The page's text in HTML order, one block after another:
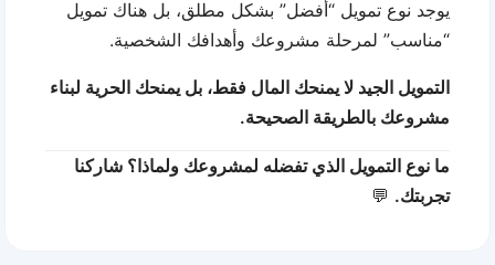
يوجد نوع تمويل “أفضل” بشكل مطلق، بل هناك تمويل
“مناسب” لمرحلة مشروعك وأهدافك الشخصية.
التمويل الجيد لا يمنحك المال فقط، بل يمنحك الحرية لبناء
مشروعك بالطريقة الصحيحة.
ما نوع التمويل الذي تفضله لمشروعك ولماذا؟ شاركنا
تجربتك. 💬